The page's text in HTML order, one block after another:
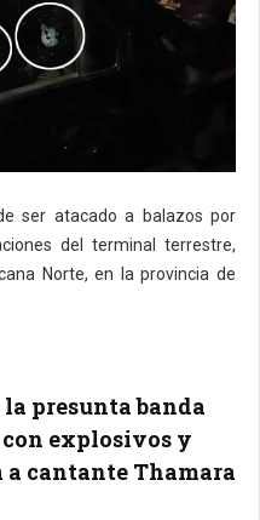
ser atacado a balazos por
del terminal terrestre,
Norte, en la provincia de
presunta banda
con explosivos y
cantante Thamara